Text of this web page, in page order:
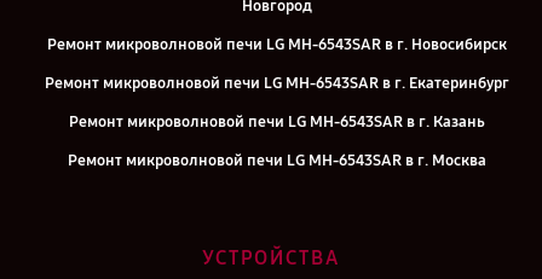
Новгород
Ремонт микроволновой печи LG MH-6543SAR в г. Новосибирск
Ремонт микроволновой печи LG MH-6543SAR в г. Екатеринбург
Ремонт микроволновой печи LG MH-6543SAR в г. Казань
Ремонт микроволновой печи LG MH-6543SAR в г. Москва
УСТРОЙСТВА